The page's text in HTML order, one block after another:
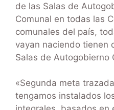
de las Salas de
Comunal en todas las
comunales del país,
vayan naciendo tienen
Salas de Autogobierno
«Segunda meta
tengamos instalados